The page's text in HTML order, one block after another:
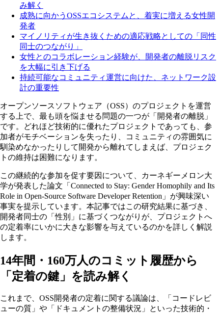
み解く
成熟に向かうOSSエコシステムと、着実に増える女性開
発者
マイノリティが生き抜くための適応戦略としての「同性
同士のつながり」
女性とのコラボレーション経験が、開発者の離脱リスク
を大幅に引き下げる
持続可能なコミュニティ運営に向けた、ネットワーク設
計の重要性
オープンソースソフトウェア（OSS）のプロジェクトを運営
する上で、最も頭を悩ませる問題の一つが「開発者の離脱」
です。どれほど技術的に優れたプロジェクトであっても、参
加者がモチベーションを失ったり、コミュニティの雰囲気に
馴染めなかったりして開発から離れてしまえば、プロジェク
トの維持は困難になります。
この継続的な参加を促す要因について、カーネギーメロン大
学が発表した論文「Connected to Stay: Gender Homophily and Its
Role in Open-Source Software Developer Retention」が興味深い
事実を提示しています。本記事ではこの研究結果に基づき、
開発者同士の「性別」に基づくつながりが、プロジェクトへ
の定着率にいかに大きな影響を与えているのかを詳しく解説
します。
14年間・160万人のコミット履歴から
「定着の鍵」を読み解く
これまで、OSS開発者の定着に関する議論は、「コードレビ
ューの質」や「ドキュメントの整備状況」といった技術的・